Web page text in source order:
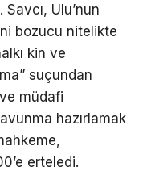
Ulu’nun
bozucu nitelikte
kin ve
suçundan
ve müdafi
hazırlamak
erteledi.